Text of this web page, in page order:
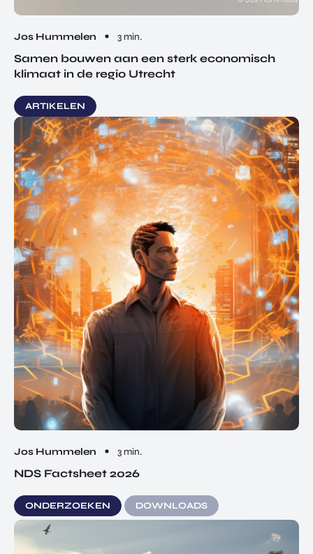
Jos Hummelen 3 min.
Samen bouwen aan een sterk economisch
klimaat in de regio Utrecht
ARTIKELEN
Jos Hummelen 3 min.
NDS Factsheet 2026
ONDERZOEKEN DOWNLOADS